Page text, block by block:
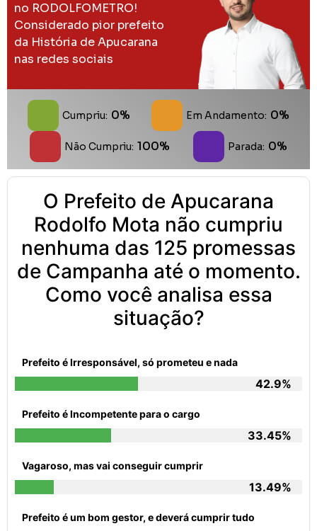
no RODOLFOMETRO!
Considerado pior prefeito
da História de Apucarana
nas redes sociais
Cumpriu: 0% Em Andamento: 0%
Não Cumpriu: 100% Parada: 0%
O Prefeito de Apucarana
Rodolfo Mota não cumpriu
nenhuma das 125 promessas
de Campanha até o momento.
Como você analisa essa
situação?
Prefeito é Irresponsável, só prometeu e nada
42.9%
Prefeito é Incompetente para o cargo
33.45%
Vagaroso, mas vai conseguir cumprir
13.49%
Prefeito é um bom gestor, e deverá cumprir tudo